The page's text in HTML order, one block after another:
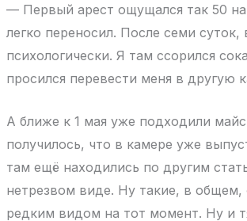
— Первый арест ощущался так 50
легко переносил. После семи
психологически. Я там ссорился
просился перевести меня в другую
А ближе к 1 мая уже подходили
получилось, что в камере уже
там ещё находились по другим
нетрезвом виде. Ну такие, в общем,
редким видом на тот момент. Ну и